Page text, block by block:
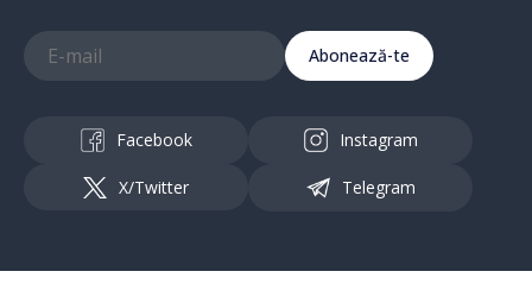
Abonează-te
Facebook Instagram
X/Twitter Telegram